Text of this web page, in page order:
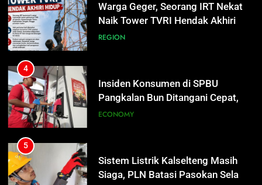
Warga Geger, Seorang IRT Nekat
Naik Tower TVRI Hendak Akhiri
Hidup
REGION
4
Insiden Konsumen di SPBU
Pangkalan Bun Ditangani Cepat,
Pertamina Pastikan Pelayanan
ECONOMY
5
Sistem Listrik Kalselteng Masih
Siaga, PLN Batasi Pasokan Selama